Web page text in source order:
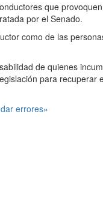
que
por el Senado.
como de las
de quienes
para recuperar
errores»